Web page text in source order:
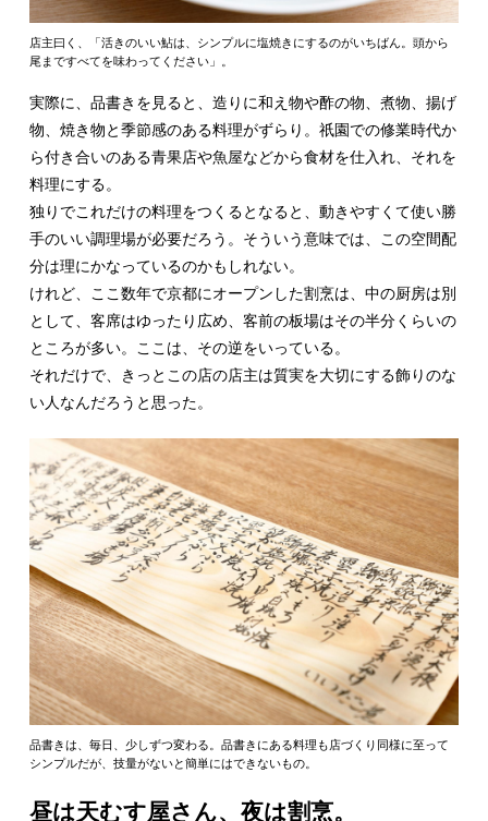
店主曰く、「活きのいい鮎は、シンプルに塩焼きにするのがいちばん。頭から
尾まですべてを味わってください」。
実際に、品書きを見ると、造りに和え物や酢の物、煮物、揚げ
物、焼き物と季節感のある料理がずらり。祇園での修業時代か
ら付き合いのある青果店や魚屋などから食材を仕入れ、それを
料理にする。
独りでこれだけの料理をつくるとなると、動きやすくて使い勝
手のいい調理場が必要だろう。そういう意味では、この空間配
分は理にかなっているのかもしれない。
けれど、ここ数年で京都にオープンした割烹は、中の厨房は別
として、客席はゆったり広め、客前の板場はその半分くらいの
ところが多い。ここは、その逆をいっている。
それだけで、きっとこの店の店主は質実を大切にする飾りのな
い人なんだろうと思った。
品書きは、毎日、少しずつ変わる。品書きにある料理も店づくり同様に至って
シンプルだが、技量がないと簡単にはできないもの。
昼は天むす屋さん、夜は割烹。